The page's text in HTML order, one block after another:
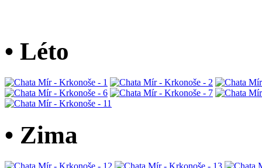
• Léto
• Zima